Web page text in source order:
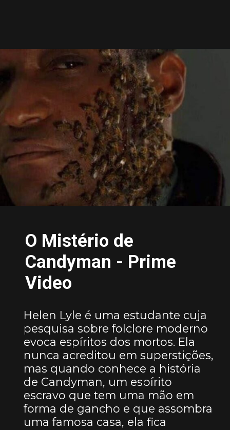
Helen Lyle é uma estudante cuja
pesquisa sobre folclore moderno
evoca espíritos dos mortos. Ela
nunca acreditou em superstições,
mas quando conhece a história
de Candyman, um espírito
escravo que tem uma mão em
forma de gancho e que assombra
uma famosa casa, ela fica
O Mistério de
Candyman - Prime
Video